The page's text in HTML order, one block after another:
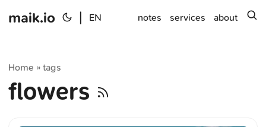
maik.io EN notes services about
Home »tags
flowers